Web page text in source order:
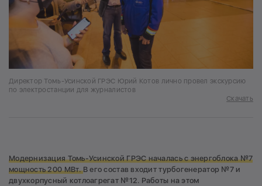
Директор Томь-Усинской ГРЭС Юрий Котов лично провел экскурсию
по электростанции для журналистов
Скачать
Модернизация Томь-Усинской ГРЭС началась с энергоблока №7
мощность 200 МВт.В его состав входит турбогенератор №7 и
двухкорпусный котлоагрегат №12. Работы на этом